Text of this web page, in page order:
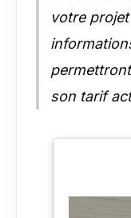
votre
son tarif